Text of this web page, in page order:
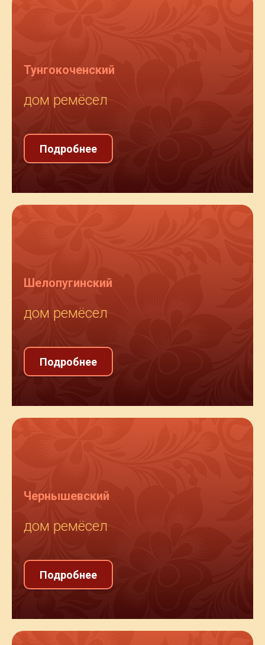
Тунгокоченский
дом ремёсел
Подробнее
Шелопугинский
дом ремёсел
Подробнее
Чернышевский
дом ремёсел
Подробнее